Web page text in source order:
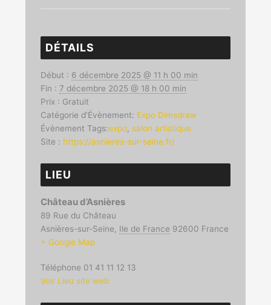
DÉTAILS
Début : 6 décembre 2025 @ 11 h 00 min
Fin : 7 décembre 2025 @ 18 h 00 min
Prix : Gratuit
Catégorie d’Évènement: Expo Dimsdraw
Évènement Tags:expo salon artistique
Site : https://asnieres-sur-seine.fr/
LIEU
Château d’Asnières
89 Rue du Château
Asnières-sur-Seine
Ile de France 92600 France
+ Google Map
Téléphone 01 41 11 12 13
Voir Lieu site web